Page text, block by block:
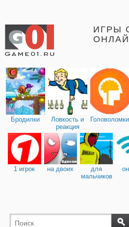
ИГРЫ
Бродилки
Ловкость и
реакция
Головоломки
1 игрок на двоих
для
мальчиков